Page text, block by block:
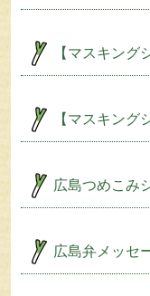
【マスキング
【マスキング
広島つめこみ
広島弁メッセ